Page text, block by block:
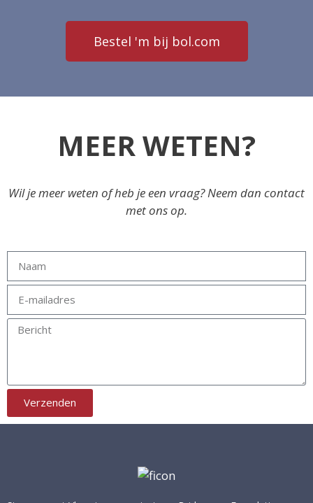
Bestel 'm bij bol.com
MEER WETEN?
Wil je meer weten of heb je een vraag? Neem dan contact
met ons op.
Verzenden